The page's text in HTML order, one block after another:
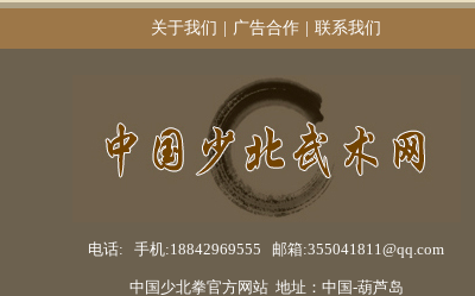
关于我们 广告合作 联系我们
电话: 手机:18842969555 邮箱:355041811@qq.com
中国少北拳官方网站 地址：中国-葫芦岛